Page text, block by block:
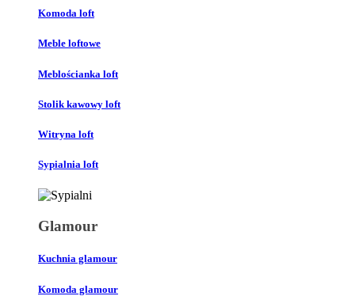
Komoda loft
Meble loftowe
Meblościanka loft
Stolik kawowy loft
Witryna loft
Sypialnia loft
Glamour
Kuchnia glamour
Komoda glamour